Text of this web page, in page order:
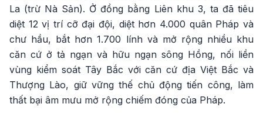
La (trừ Nà Sản). Ở đồng bằng Liên khu 3, ta đã tiêu
diệt 12 vị trí cỡ đại đội, diệt hơn 4.000 quân Pháp và
chư hầu, bắt hơn 1.700 lính và mở rộng nhiều khu
căn cứ ở tả ngạn và hữu ngạn sông Hồng, nối liền
vùng kiểm soát Tây Bắc với căn cứ địa Việt Bắc và
Thượng Lào, giữ vững thế chủ động tiến công, làm
thất bại âm mưu mở rộng chiếm đóng của Pháp.